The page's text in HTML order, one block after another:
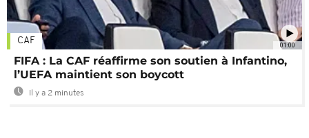
01:00
CAF
FIFA : La CAF réaffirme son soutien à Infantino,
l’UEFA maintient son boycott
Il y a 2 minutes